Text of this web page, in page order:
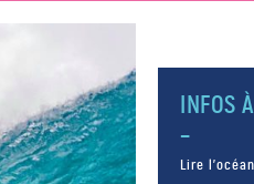
INFOS
Lire